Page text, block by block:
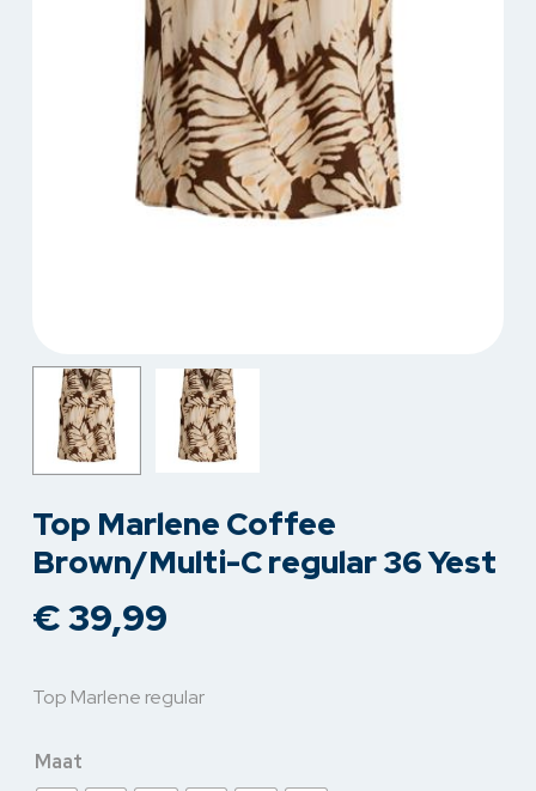
Top Marlene Coffee
Brown/Multi-C regular 36 Yest
€39,99
Top Marlene regular
Maat